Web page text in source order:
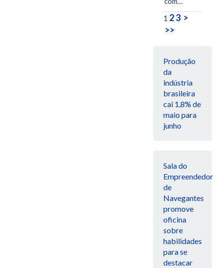
1 23 >
>>
Produção
da
indústria
brasileira
cai 1,8% de
maio para
junho
Sala do
Empreendedor
de
Navegantes
promove
oficina
sobre
habilidades
para se
destacar